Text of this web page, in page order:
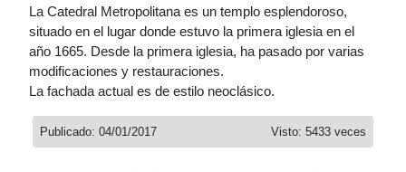
La Catedral Metropolitana es un templo esplendoroso,
situado en el lugar donde estuvo la primera iglesia en el
año 1665. Desde la primera iglesia, ha pasado por varias
modificaciones y restauraciones.
La fachada actual es de estilo neoclásico.
Visto: 5433 veces
Publicado: 04/01/2017